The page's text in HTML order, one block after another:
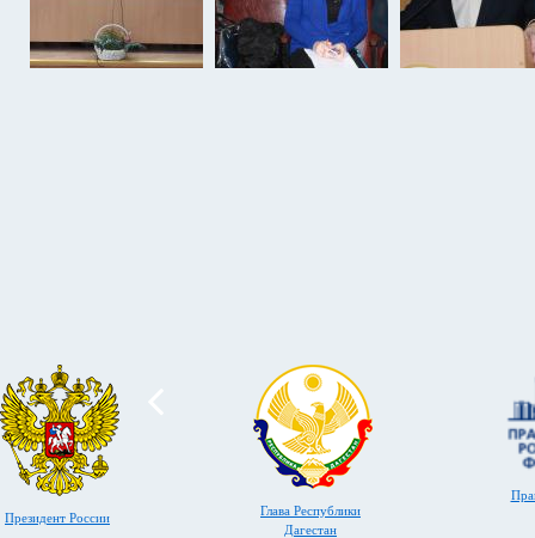
Президент России
Глава Республики
Дагестан